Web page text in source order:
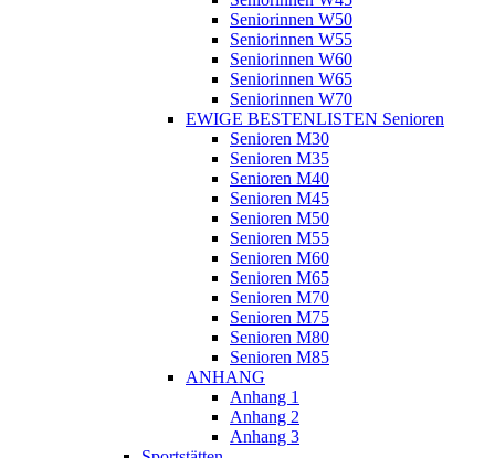
Seniorinnen W50
Seniorinnen W55
Seniorinnen W60
Seniorinnen W65
Seniorinnen W70
EWIGE BESTENLISTEN Senioren
Senioren M30
Senioren M35
Senioren M40
Senioren M45
Senioren M50
Senioren M55
Senioren M60
Senioren M65
Senioren M70
Senioren M75
Senioren M80
Senioren M85
ANHANG
Anhang 1
Anhang 2
Anhang 3